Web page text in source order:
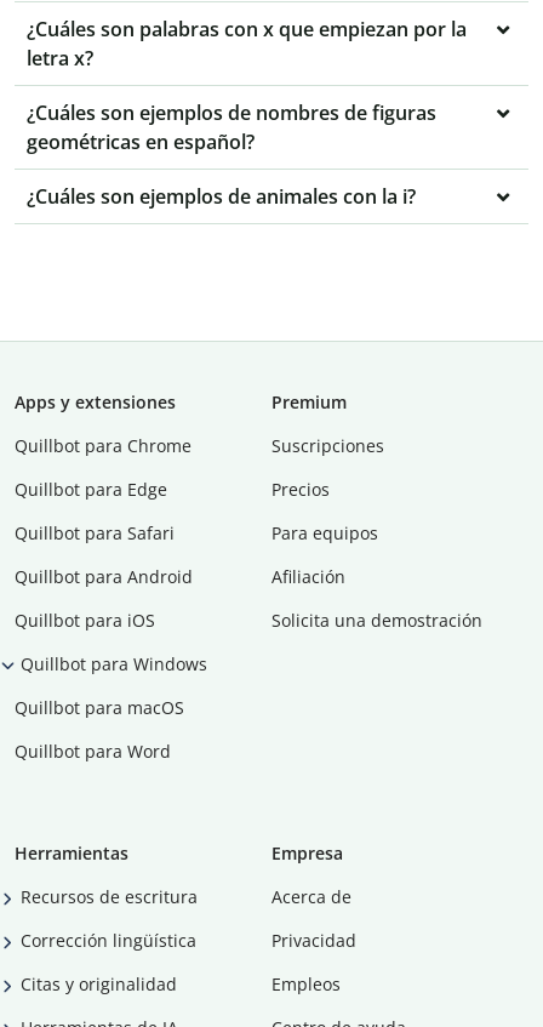
¿Cuáles son palabras con x que empiezan por la
letra x?
¿Cuáles son ejemplos de nombres de figuras
geométricas en español?
¿Cuáles son ejemplos de animales con la i?
Apps y extensiones
Quillbot para Chrome
Quillbot para Edge
Quillbot para Safari
Quillbot para Android
Quillbot para iOS
Quillbot para Windows
Quillbot para macOS
Quillbot para Word
Premium
Suscripciones
Precios
Para equipos
Afiliación
Solicita una demostración
Herramientas
Recursos de escritura
Corrección lingüística
Citas y originalidad
Empresa
Acerca de
Privacidad
Empleos